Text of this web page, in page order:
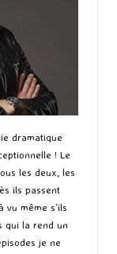
dramatique
! Le
les deux, les
ils passent
vu même s’ils
qui la rend un
je ne